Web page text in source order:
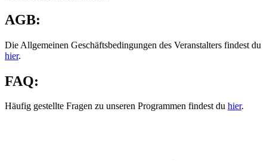
AGB:
Die Allgemeinen Geschäftsbedingungen des Veranstalters findest du
hier.
FAQ:
Häufig gestellte Fragen zu unseren Programmen findest du hier.